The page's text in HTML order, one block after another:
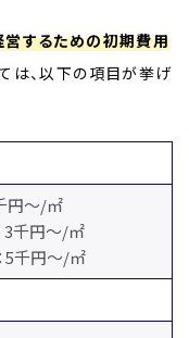
するための初期費用
は、以下の項目が挙げ
円〜/㎡
3千円〜/㎡
5千円〜/㎡